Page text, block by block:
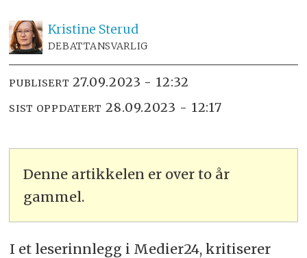
Kristine Sterud
DEBATTANSVARLIG
PUBLISERT 27.09.2023 - 12:32
SIST OPPDATERT 28.09.2023 - 12:17
Denne artikkelen er over to år
gammel.
I et leserinnlegg i Medier24, kritiserer